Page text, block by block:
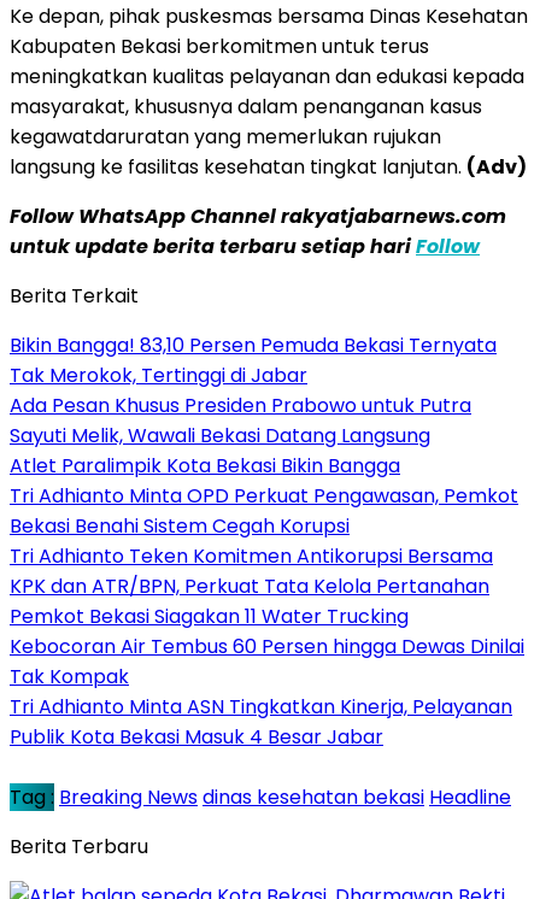
Ke depan, pihak puskesmas bersama Dinas Kesehatan
Kabupaten Bekasi berkomitmen untuk terus
meningkatkan kualitas pelayanan dan edukasi kepada
masyarakat, khususnya dalam penanganan kasus
kegawatdaruratan yang memerlukan rujukan
langsung ke fasilitas kesehatan tingkat lanjutan. (Adv)
Follow WhatsApp Channel rakyatjabarnews.com
untuk update berita terbaru setiap hariFollow
Berita Terkait
Bikin Bangga! 83,10 Persen Pemuda Bekasi Ternyata
Tak Merokok, Tertinggi di Jabar
Ada Pesan Khusus Presiden Prabowo untuk Putra
Sayuti Melik, Wawali Bekasi Datang Langsung
Atlet Paralimpik Kota Bekasi Bikin Bangga
Tri Adhianto Minta OPD Perkuat Pengawasan, Pemkot
Bekasi Benahi Sistem Cegah Korupsi
Tri Adhianto Teken Komitmen Antikorupsi Bersama
KPK dan ATR/BPN, Perkuat Tata Kelola Pertanahan
Pemkot Bekasi Siagakan 11 Water Trucking
Kebocoran Air Tembus 60 Persen hingga Dewas Dinilai
Tak Kompak
Tri Adhianto Minta ASN Tingkatkan Kinerja, Pelayanan
Publik Kota Bekasi Masuk 4 Besar Jabar
Tag : Breaking Newsdinas kesehatan bekasi Headline
Berita Terbaru